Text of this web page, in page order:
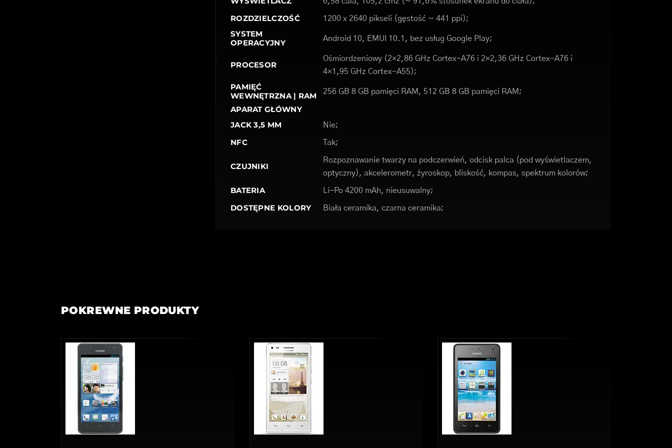
ROZDZIELCZOŚĆ 1200 x 2640 pikseli (gęstość ~ 441 ppi);
SYSTEM
OPERACYJNY
Android 10, EMUI 10.1, bez usług Google Play;
PROCESOR
Ośmiordzeniowy (2×2,86 GHz Cortex-A76 i 2×2,36 GHz Cortex-A76 i
4×1,95 GHz Cortex-A55);
PAMIĘĆ
WEWNĘTRZNA | RAM
256 GB 8 GB pamięci RAM, 512 GB 8 GB pamięci RAM;
APARAT GŁÓWNY
JACK 3,5 MM
Nie;
NFC Tak;
CZUJNIKI
Rozpoznawanie twarzy na podczerwień, odcisk palca (pod wyświetlaczem,
optyczny), akcelerometr, żyroskop, bliskość, kompas, spektrum kolorów;
BATERIA Li-Po 4200 mAh, nieusuwalny;
DOSTĘPNE KOLORY Biała ceramika, czarna ceramika;
POKREWNE PRODUKTY